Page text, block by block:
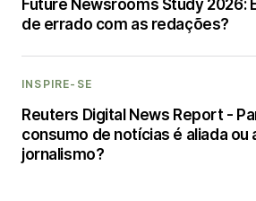
Future Newsrooms Study 2026:
de errado com as redações?
INSPIRE-SE
Reuters Digital News Report -
consumo de notícias é aliada ou
jornalismo?